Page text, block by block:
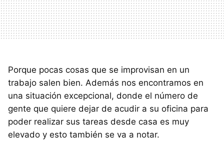
Porque pocas cosas que se improvisan en un
trabajo salen bien. Además nos encontramos en
una situación excepcional, donde el número de
gente que quiere dejar de acudir a su oficina para
poder realizar sus tareas desde casa es muy
elevado y esto también se va a notar.